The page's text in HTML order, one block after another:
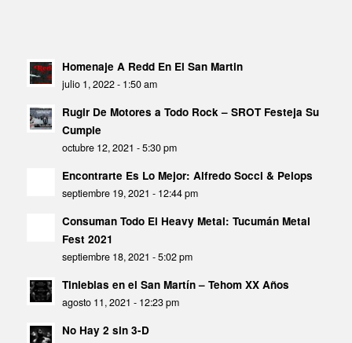
Homenaje A Redd En El San Martin
julio 1, 2022 - 1:50 am
Rugir De Motores a Todo Rock – SROT Festeja Su
Cumple
octubre 12, 2021 - 5:30 pm
Encontrarte Es Lo Mejor: Alfredo Socci & Pelops
septiembre 19, 2021 - 12:44 pm
Consuman Todo El Heavy Metal: Tucumán Metal
Fest 2021
septiembre 18, 2021 - 5:02 pm
Tinieblas en el San Martín – Tehom XX Años
agosto 11, 2021 - 12:23 pm
No Hay 2 sin 3-D